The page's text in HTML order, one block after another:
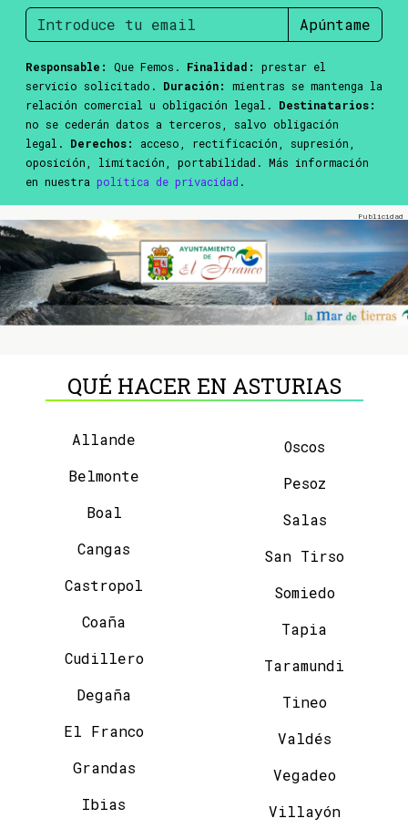
Apúntame
Responsable: Que Femos. Finalidad:
prestar el
servicio solicitado. Duración:
mientras se mantenga la
relación comercial u obligación legal. Destinatarios:
no se cederán datos a terceros, salvo obligación
legal. Derechos:
acceso, rectificación, supresión,
oposición, limitación, portabilidad. Más información
en nuestra política de privacidad .
QUÉ HACER EN ASTURIAS
Allande
Belmonte
Boal
Cangas
Castropol
Coaña
Cudillero
Degaña
El Franco
Grandas
Ibias
Oscos
Pesoz
Salas
San Tirso
Somiedo
Tapia
Taramundi
Tineo
Valdés
Vegadeo
Villayón